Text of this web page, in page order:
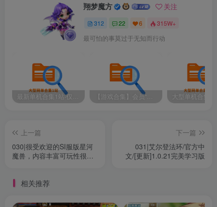
翔梦魔方 关注
312 22 6 315W+
最可怕的事莫过于无知而行动
最新单机合集1站-仅本站用户可下载（直链满速下载） 【游戏合集】会员“知己”分享 1T网游单机大合集 某宝购买收集 带架设教程视频(部分免虚拟机一键端 )
上一篇
030|很受欢迎的SI服版星河
魔兽，内容丰富可玩性很
下一篇
031|艾尔登法环/官方中
文/[更新]1.0.21完美学习版
相关推荐